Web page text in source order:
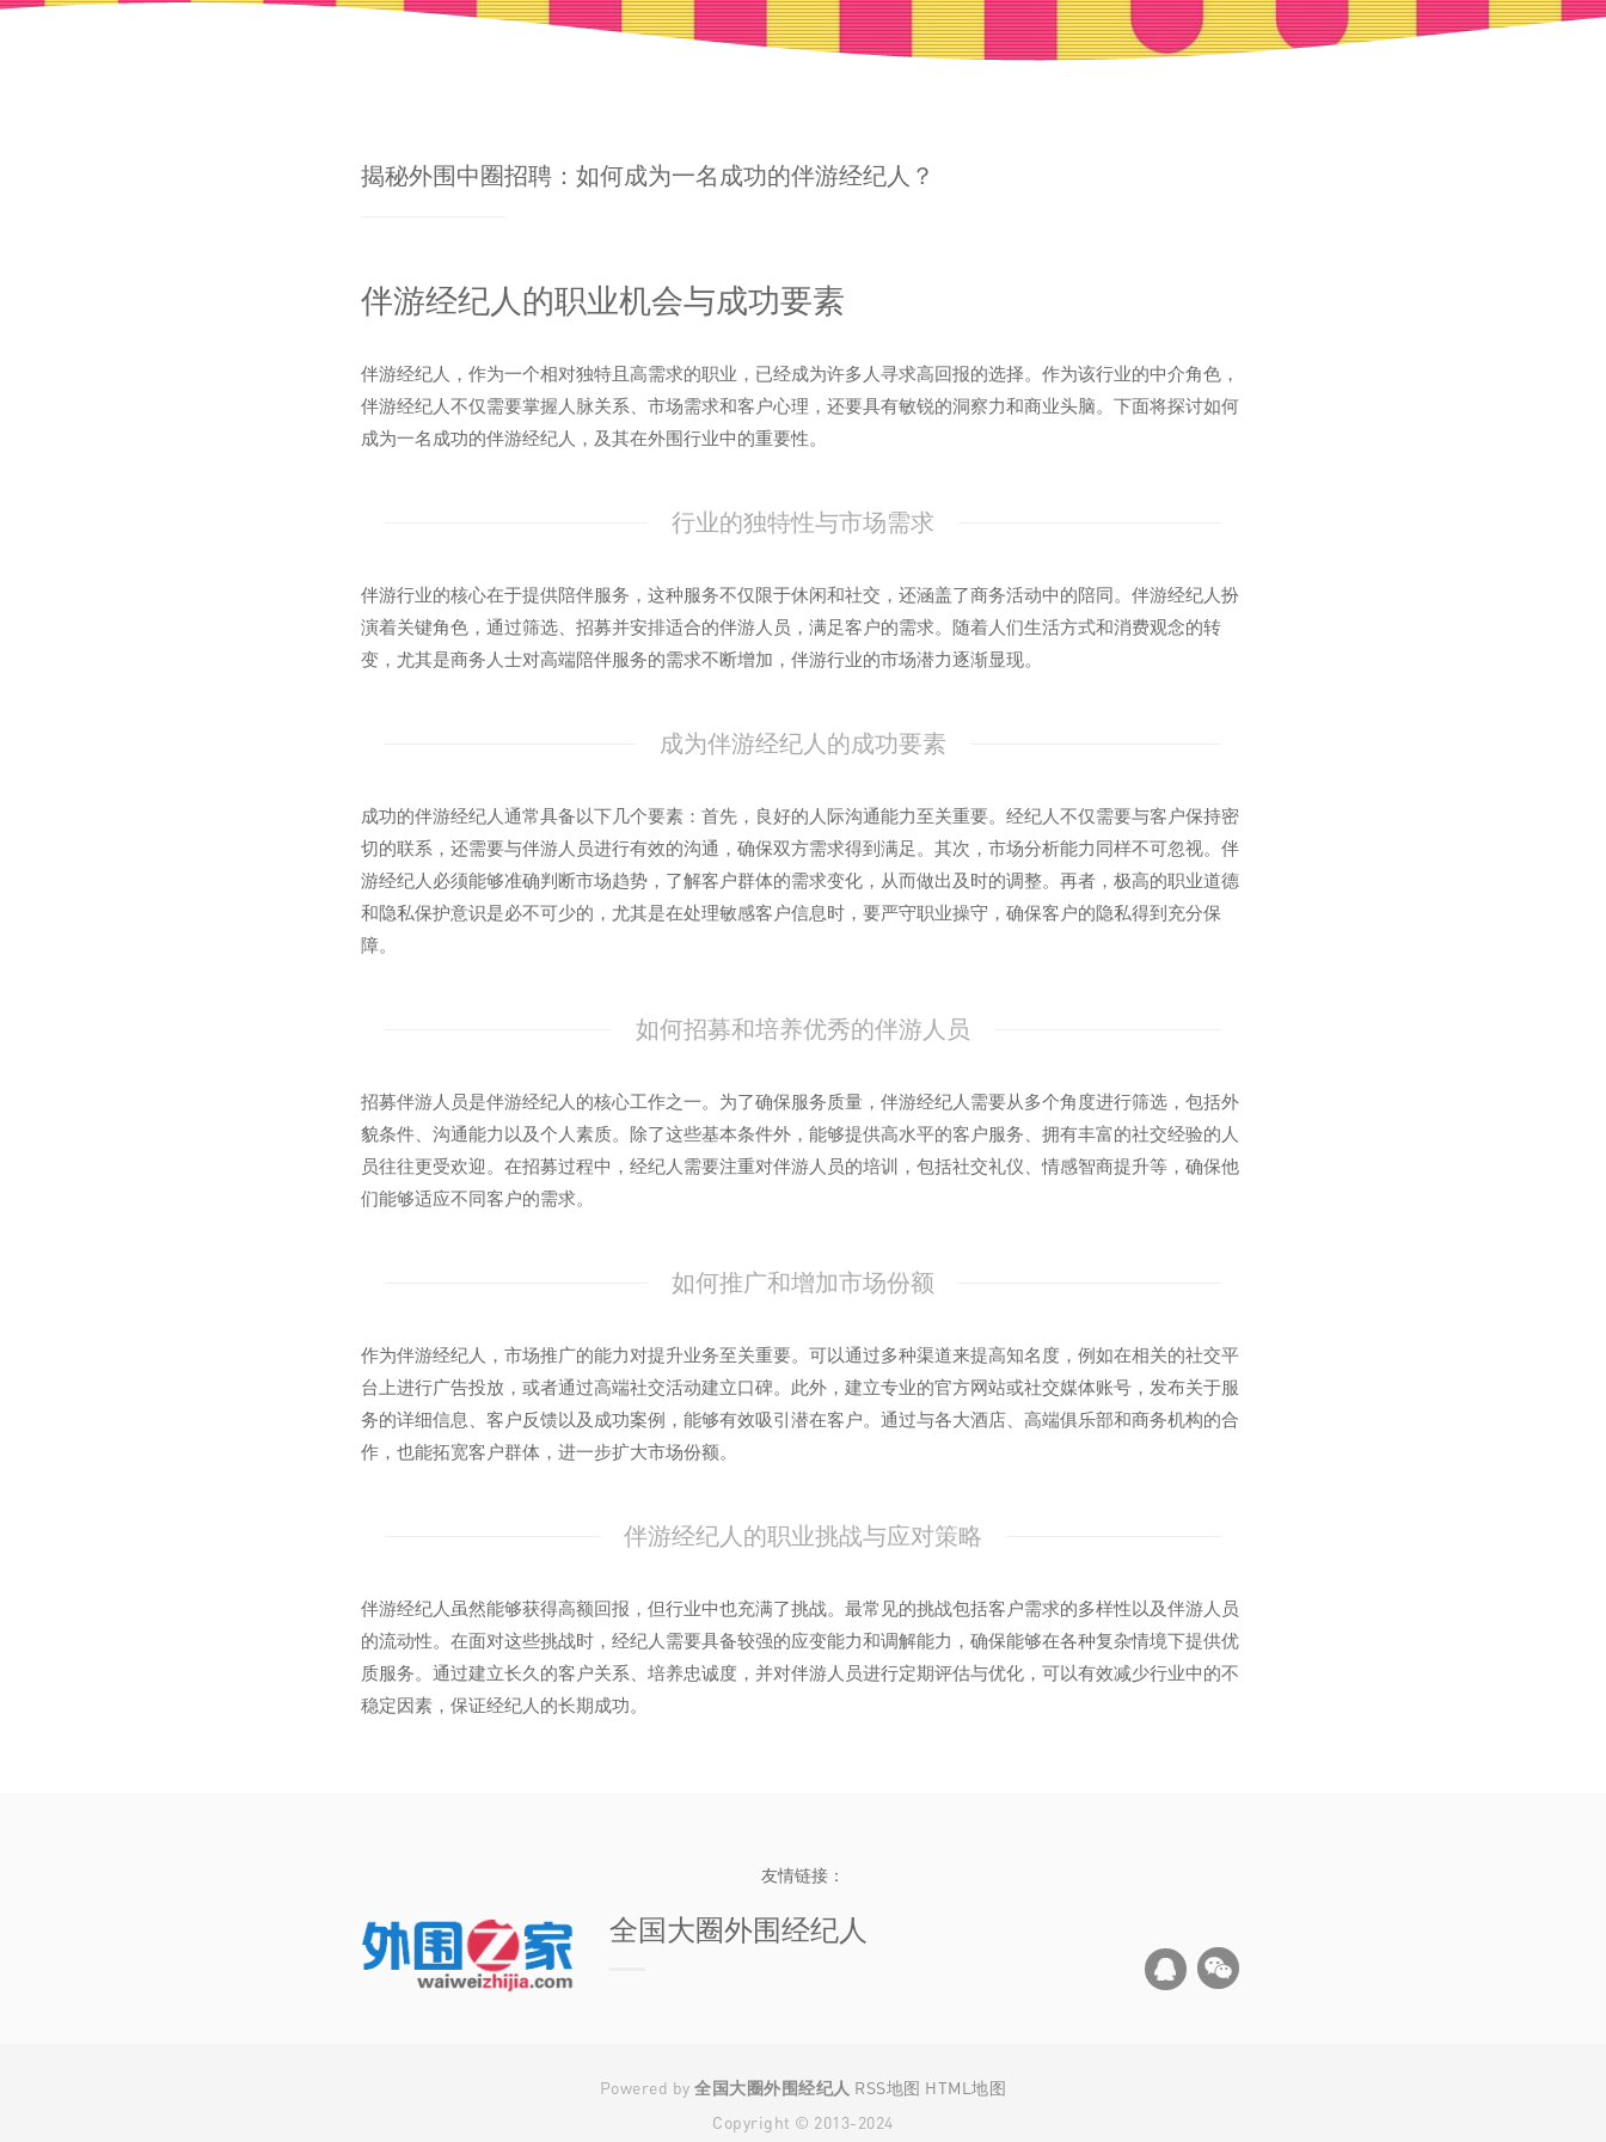
揭秘外围中圈招聘：如何成为一名成功的伴游经纪人？
伴游经纪人的职业机会与成功要素
伴游经纪人，作为一个相对独特且高需求的职业，已经成为许多人寻求高回报的选择。作为该行业的中介角色，
伴游经纪人不仅需要掌握人脉关系、市场需求和客户心理，还要具有敏锐的洞察力和商业头脑。下面将探讨如何
成为一名成功的伴游经纪人，及其在外围行业中的重要性。
行业的独特性与市场需求
伴游行业的核心在于提供陪伴服务，这种服务不仅限于休闲和社交，还涵盖了商务活动中的陪同。伴游经纪人扮
演着关键角色，通过筛选、招募并安排适合的伴游人员，满足客户的需求。随着人们生活方式和消费观念的转
变，尤其是商务人士对高端陪伴服务的需求不断增加，伴游行业的市场潜力逐渐显现。
成为伴游经纪人的成功要素
成功的伴游经纪人通常具备以下几个要素：首先，良好的人际沟通能力至关重要。经纪人不仅需要与客户保持密
切的联系，还需要与伴游人员进行有效的沟通，确保双方需求得到满足。其次，市场分析能力同样不可忽视。伴
游经纪人必须能够准确判断市场趋势，了解客户群体的需求变化，从而做出及时的调整。再者，极高的职业道德
和隐私保护意识是必不可少的，尤其是在处理敏感客户信息时，要严守职业操守，确保客户的隐私得到充分保
障。
如何招募和培养优秀的伴游人员
招募伴游人员是伴游经纪人的核心工作之一。为了确保服务质量，伴游经纪人需要从多个角度进行筛选，包括外
貌条件、沟通能力以及个人素质。除了这些基本条件外，能够提供高水平的客户服务、拥有丰富的社交经验的人
员往往更受欢迎。在招募过程中，经纪人需要注重对伴游人员的培训，包括社交礼仪、情感智商提升等，确保他
们能够适应不同客户的需求。
如何推广和增加市场份额
作为伴游经纪人，市场推广的能力对提升业务至关重要。可以通过多种渠道来提高知名度，例如在相关的社交平
台上进行广告投放，或者通过高端社交活动建立口碑。此外，建立专业的官方网站或社交媒体账号，发布关于服
务的详细信息、客户反馈以及成功案例，能够有效吸引潜在客户。通过与各大酒店、高端俱乐部和商务机构的合
作，也能拓宽客户群体，进一步扩大市场份额。
伴游经纪人的职业挑战与应对策略
伴游经纪人虽然能够获得高额回报，但行业中也充满了挑战。最常见的挑战包括客户需求的多样性以及伴游人员
的流动性。在面对这些挑战时，经纪人需要具备较强的应变能力和调解能力，确保能够在各种复杂情境下提供优
质服务。通过建立长久的客户关系、培养忠诚度，并对伴游人员进行定期评估与优化，可以有效减少行业中的不
稳定因素，保证经纪人的长期成功。
友情链接：
全国大圈外围经纪人

Powered by全国大圈外围经纪人 RSS地图 HTML地图
Copyright © 2013-2024